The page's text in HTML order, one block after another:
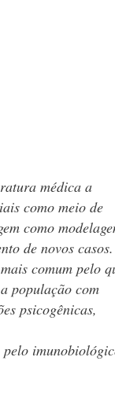
médica a
como meio de
como
de novos casos.
comum pelo
população com
psicogênicas,